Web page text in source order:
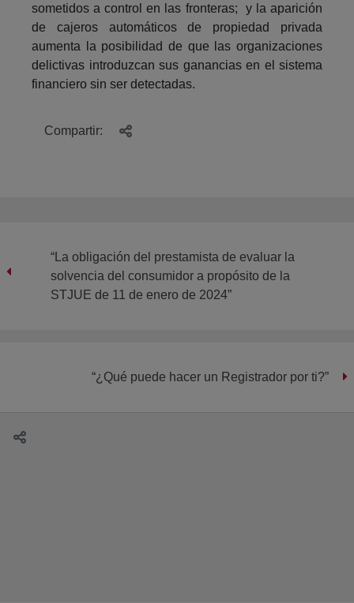
sometidos a control en las fronteras; y la aparición
de cajeros automáticos de propiedad privada
aumenta la posibilidad de que las organizaciones
delictivas introduzcan sus ganancias en el sistema
financiero sin ser detectadas.
Compartir:
“La obligación del prestamista de evaluar la
solvencia del consumidor a propósito de la
STJUE de 11 de enero de 2024”
“¿Qué puede hacer un Registrador por ti?”